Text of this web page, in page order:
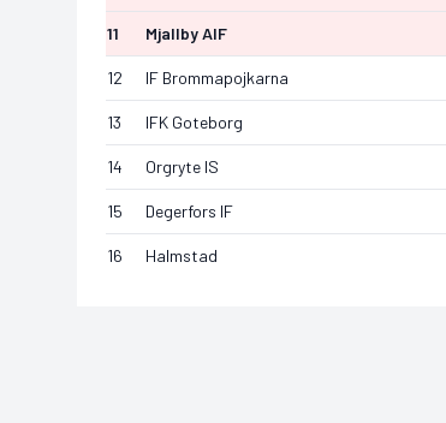
11 Mjallby AIF
12 IF Brommapojkarna
13 IFK Goteborg
14 Orgryte IS
15 Degerfors IF
16 Halmstad